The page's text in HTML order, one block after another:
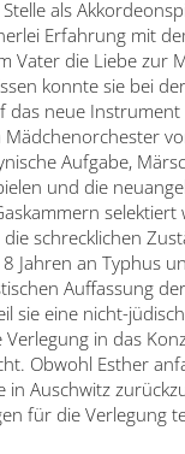
als
Erfahrung mit
Vater die Liebe zur
konnte sie bei der
das neue
Aufgabe,
und die
schrecklichen
Jahren an Typhus
Auffassung
sie eine nicht-
Verlegung in das
Obwohl Esther
in Auschwitz
für die Verlegung